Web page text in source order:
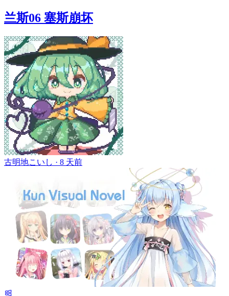
兰斯06 塞斯崩坏
古明地こいし · 8 天前